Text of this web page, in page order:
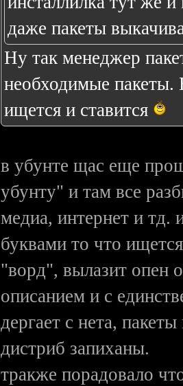
даже пакеты
Ну так менеджер
необходимые пакеты.
ищется и ставится
в убунте щас еще
убунту" и там все
медиа, интернет и тд.
буквами то что
"ворд", вылазит опен
описанием и с
дергает с нета,
дистриб запиханы.
тракже порадовало